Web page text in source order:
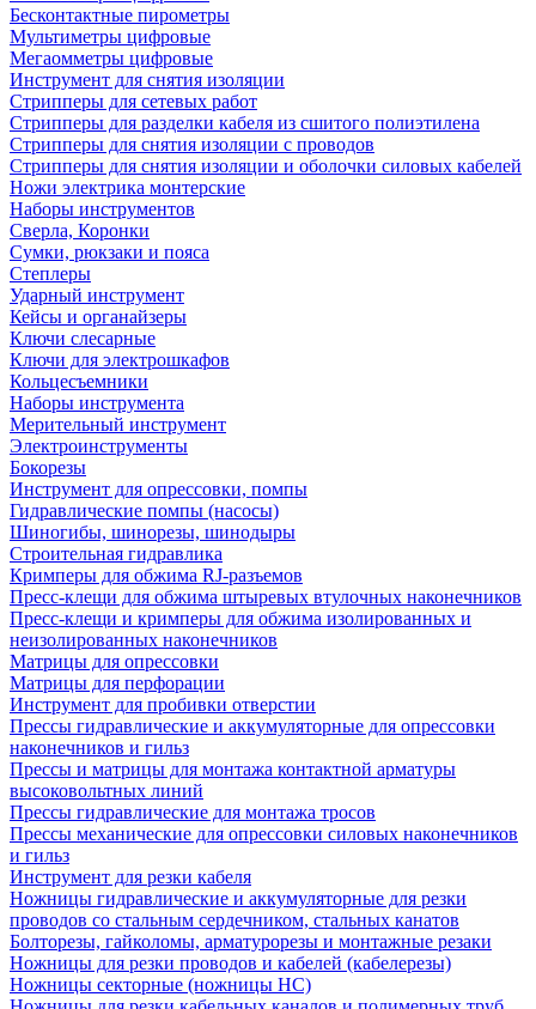
Бесконтактные пирометры
Мультиметры цифровые
Мегаомметры цифровые
Инструмент для снятия изоляции
Стрипперы для сетевых работ
Стрипперы для разделки кабеля из сшитого полиэтилена
Cтрипперы для снятия изоляции с проводов
Стрипперы для снятия изоляции и оболочки силовых кабелей
Ножи электрика монтерские
Наборы инструментов
Сверла, Коронки
Сумки, рюкзаки и пояса
Степлеры
Ударный инструмент
Кейсы и органайзеры
Ключи слесарные
Ключи для электрошкафов
Кольцесъемники
Наборы инструмента
Мерительный инструмент
Электроинструменты
Бокорезы
Инструмент для опрессовки, помпы
Гидравлические помпы (насосы)
Шиногибы, шинорезы, шинодыры
Строительная гидравлика
Кримперы для обжима RJ-разъемов
Пресс-клещи для обжима штыревых втулочных наконечников
Пресс-клещи и кримперы для обжима изолированных и
неизолированных наконечников
Матрицы для опрессовки
Матрицы для перфорации
Инструмент для пробивки отверстии
Прессы гидравлические и аккумуляторные для опрессовки
наконечников и гильз
Прессы и матрицы для монтажа контактной арматуры
высоковольтных линий
Прессы гидравлические для монтажа тросов
Прессы механические для опрессовки силовых наконечников
и гильз
Инструмент для резки кабеля
Ножницы гидравлические и аккумуляторные для резки
проводов со стальным сердечником, стальных канатов
Болторезы, гайколомы, арматурорезы и монтажные резаки
Ножницы для резки проводов и кабелей (кабелерезы)
Ножницы секторные (ножницы НС)